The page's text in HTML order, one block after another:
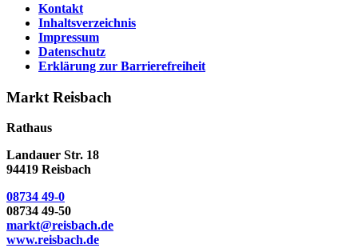
Kontakt
Inhaltsverzeichnis
Impressum
Datenschutz
Erklärung zur Barrierefreiheit
Markt Reisbach
Rathaus
Landauer Str. 18
94419 Reisbach
08734 49-0
08734 49-50
markt@reisbach.de
www.reisbach.de